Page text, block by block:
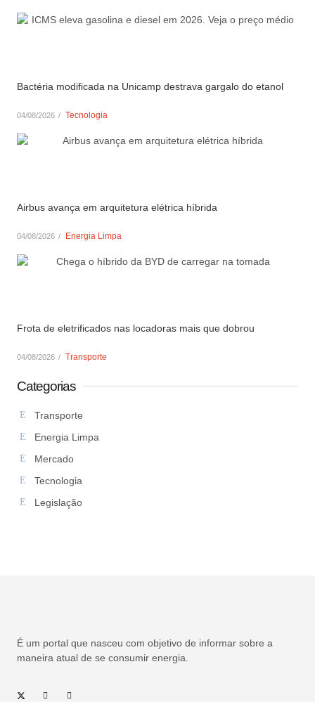
Bactéria modificada na Unicamp destrava gargalo do etanol
04/08/2026 / Tecnologia
Airbus avança em arquitetura elétrica híbrida
04/08/2026 / Energia Limpa
Frota de eletrificados nas locadoras mais que dobrou
04/08/2026 / Transporte
Categorias
Transporte
Energia Limpa
Mercado
Tecnologia
Legislação
É um portal que nasceu com objetivo de informar sobre a
maneira atual de se consumir energia.